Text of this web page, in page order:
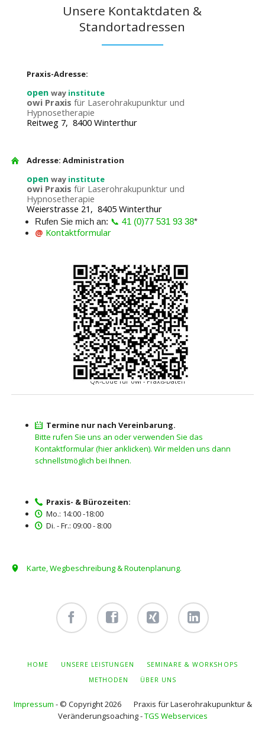
Unsere Kontaktdaten &
Standortadressen
Praxis-Adresse:
open wayinstitute
owi Praxis für Laserohrakupunktur und
Hypnosetherapie
Reitweg 7, 8400 Winterthur
Adresse: Administration
open wayinstitute
owi Praxis für Laserohrakupunktur und
Hypnosetherapie
Weierstrasse 21, 8405 Winterthur
Rufen Sie mich an: 📞 41 (0)77 531 93 38*
@ Kontaktformular
QR-Code für owi - Praxis-Daten
Termine nur nach Vereinbarung.
Bitte rufen Sie uns an oder verwenden Sie das
Kontaktformular (hier anklicken). Wir melden uns dann
schnellstmöglich bei Ihnen.
Praxis- & Bürozeiten:
Mo.: 14:00 -18:00
Di. - Fr.: 09:00 - 8:00
Karte, Wegbeschreibung & Routenplanung.
zentrum
zentrum
Hiltebrand Hiltebrand
NAVIGATION
HOME UNSERE LEISTUNGEN
SEMINARE & WORKSHOPS
METHODEN
ÜBER UNS
Impressum - © Copyright 2026 Praxis für Laserohrakupunktur &
Veränderungsoaching -TGS Webservices